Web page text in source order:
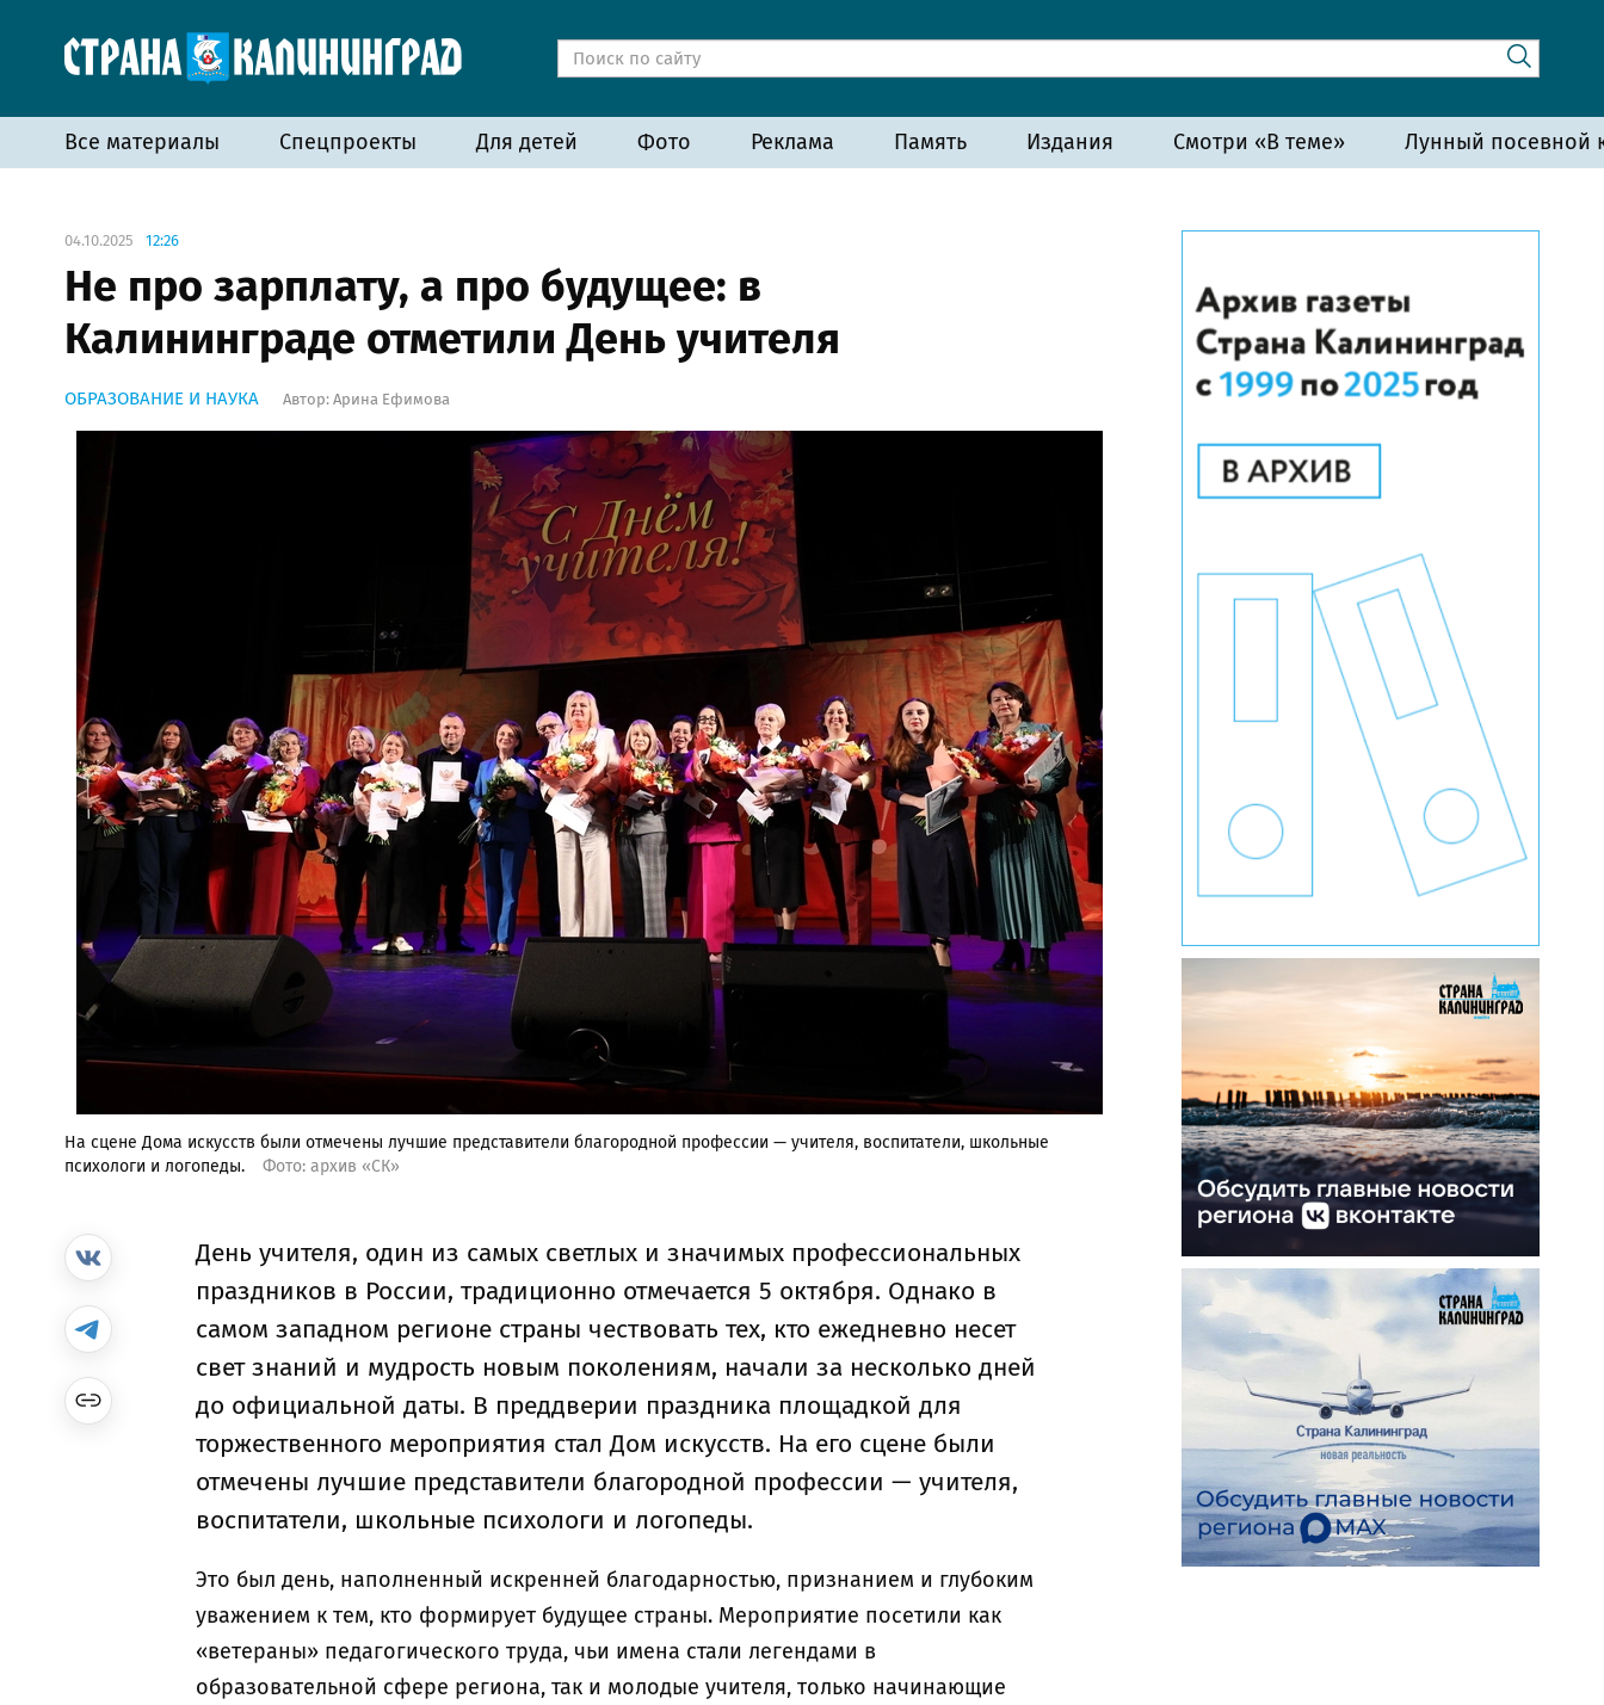
Все материалы Спецпроекты Для детей Фото Реклама Память Издания Смотри «В теме» Лунный посевной
04.10.2025 12:26
Не про зарплату, а про будущее: в
Калининграде отметили День учителя
ОБРАЗОВАНИЕ И НАУКА Автор: Арина Ефимова
На сцене Дома искусств были отмечены лучшие представители благородной профессии — учителя, воспитатели, школьные
психологи и логопеды.
Фото: архив «СК»
День учителя, один из самых светлых и значимых профессиональных
праздников в России, традиционно отмечается 5 октября. Однако в
самом западном регионе страны чествовать тех, кто ежедневно несет
свет знаний и мудрость новым поколениям, начали за несколько дней
до официальной даты. В преддверии праздника площадкой для
торжественного мероприятия стал Дом искусств. На его сцене были
отмечены лучшие представители благородной профессии — учителя,
воспитатели, школьные психологи и логопеды.
Это был день, наполненный искренней благодарностью, признанием и глубоким
уважением к тем, кто формирует будущее страны. Мероприятие посетили как
«ветераны» педагогического труда, чьи имена стали легендами в
образовательной сфере региона, так и молодые учителя, только начинающие